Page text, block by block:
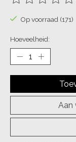
De beoordeling
Op voorraad (171)
Hoeveelheid:
Aan